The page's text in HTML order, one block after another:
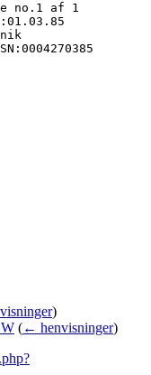
)
(← henvisninger)